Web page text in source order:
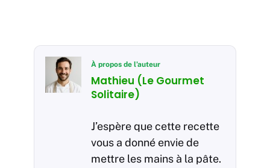
À propos de l’auteur
Mathieu (Le Gourmet
Solitaire)
J’espère que cette recette
vous a donné envie de
mettre les mains à la pâte.